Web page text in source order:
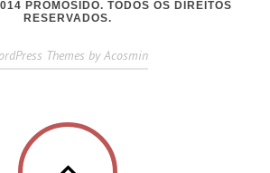
PROMOSIDO. TODOS OS DIREITOS
RESERVADOS.
Themes by Acosmin